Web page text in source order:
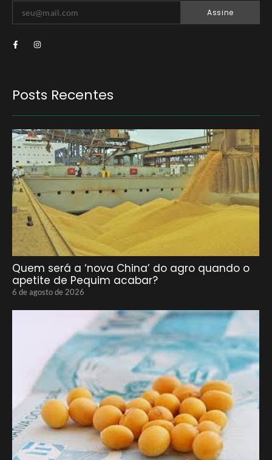
Assine
Posts Recentes
Quem será a ‘nova China’ do agro quando o
apetite de Pequim acabar?
6 de agosto de 2026